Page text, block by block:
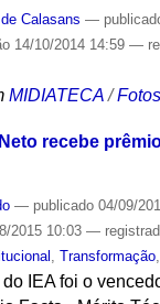
Calasans —
14/10/2014 14:59 —
MIDIATECA /Fotos
recebe
— publicado04/09/
2015 10:03 —
, Transformação,
IEA foi o